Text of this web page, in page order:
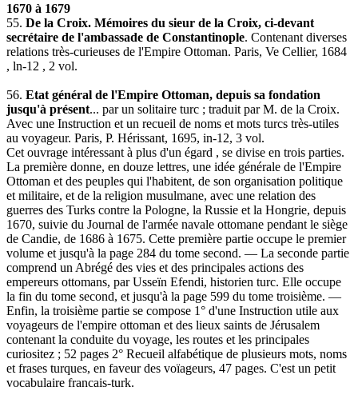
1670 à 1679
55. De la Croix. Mémoires du sieur de la Croix, ci-devant
secrétaire de l'ambassade de Constantinople. Contenant diverses
relations très-curieuses de l'Empire Ottoman. Paris, Ve Cellier, 1684
, ln-12 , 2 vol.
56. Etat général de l'Empire Ottoman, depuis sa fondation
jusqu'à présent... par un solitaire turc ; traduit par M. de la Croix.
Avec une Instruction et un recueil de noms et mots turcs très-utiles
au voyageur. Paris, P. Hérissant, 1695, in-12, 3 vol.
Cet ouvrage intéressant à plus d'un égard , se divise en trois parties.
La première donne, en douze lettres, une idée générale de l'Empire
Ottoman et des peuples qui l'habitent, de son organisation politique
et militaire, et de la religion musulmane, avec une relation des
guerres des Turks contre la Pologne, la Russie et la Hongrie, depuis
1670, suivie du Journal de l'armée navale ottomane pendant le siège
de Candie, de 1686 à 1675. Cette première partie occupe le premier
volume et jusqu'à la page 284 du tome second. — La seconde partie
comprend un Abrégé des vies et des principales actions des
empereurs ottomans, par Usseïn Efendi, historien turc. Elle occupe
la fin du tome second, et jusqu'à la page 599 du tome troisième. —
Enfin, la troisième partie se compose 1° d'une Instruction utile aux
voyageurs de l'empire ottoman et des lieux saints de Jérusalem
contenant la conduite du voyage, les routes et les principales
curiositez ; 52 pages 2° Recueil alfabétique de plusieurs mots, noms
et frases turques, en faveur des voïageurs, 47 pages. C'est un petit
vocabulaire francais-turk.